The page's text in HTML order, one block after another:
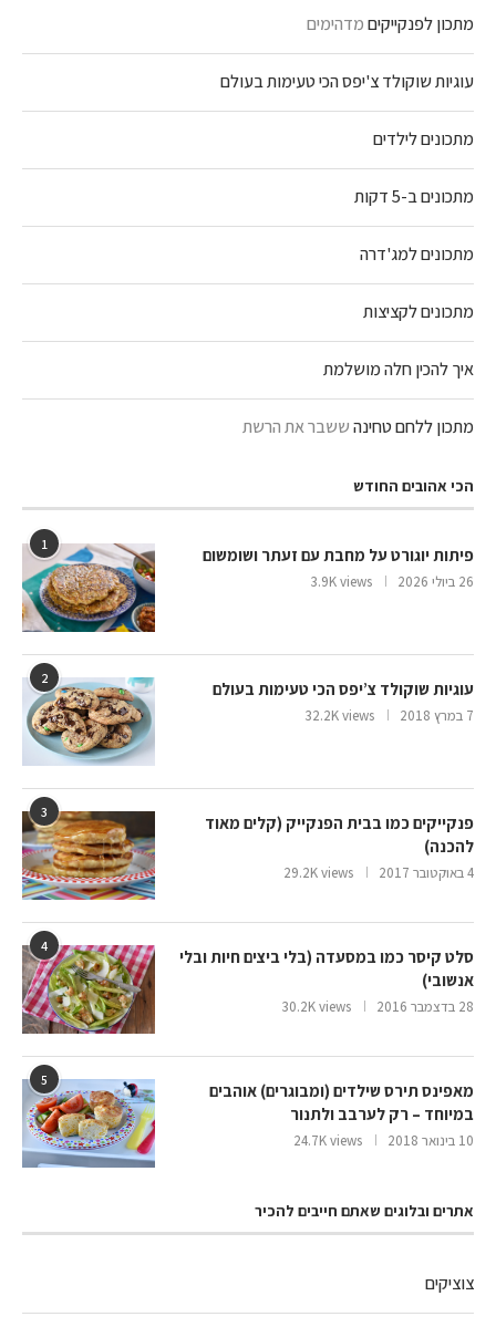
מתכון לפנקייקיםמדהימים
עוגיות שוקולד צ'יפס הכי טעימות בעולם
מתכונים לילדים
מתכונים ב-5 דקות
מתכונים למג'דרה
מתכונים לקציצות
איך להכין חלה מושלמת
מתכון ללחם טחינהששבר את הרשת
הכי אהובים החודש
1
פיתות יוגורט על מחבת עם זעתר ושומשום
26 ביולי 2026 3.9K views
2
עוגיות שוקולד צ’יפס הכי טעימות בעולם
7 במרץ 2018 32.2K views
3
פנקייקים כמו בבית הפנקייק (קלים מאוד
להכנה)
4 באוקטובר 2017 29.2K views
4
סלט קיסר כמו במסעדה (בלי ביצים חיות ובלי
אנשובי)
28 בדצמבר 2016 30.2K views
5
מאפינס תירס שילדים (ומבוגרים) אוהבים
במיוחד – רק לערבב ולתנור
10 בינואר 2018 24.7K views
אתרים ובלוגים שאתם חייבים להכיר
צוציקים